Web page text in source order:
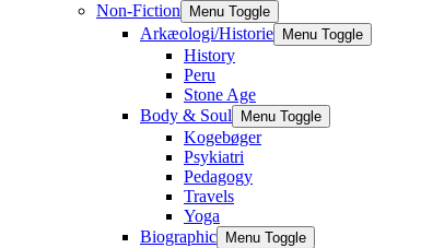
Non-Fiction
Menu Toggle
Arkæologi/Historie Menu Toggle
History
Peru
Stone Age
Body & Soul
Menu Toggle
Kogebøger
Psykiatri
Pedagogy
Travels
Yoga
Biographic
Menu Toggle